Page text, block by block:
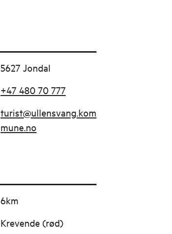
5627 Jondal
+47 480 70 777
turist@ullensvang.kom
mune.no
6km
Krevende (rød)